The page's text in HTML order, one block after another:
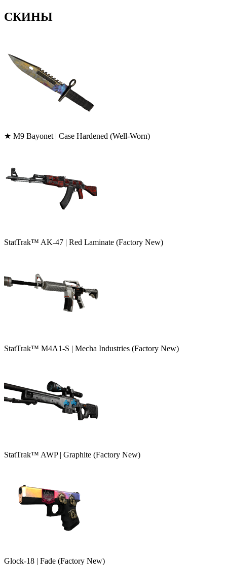
СКИНЫ
★ M9 Bayonet | Case Hardened (Well-Worn)
StatTrak™ AK-47 | Red Laminate (Factory New)
StatTrak™ M4A1-S | Mecha Industries (Factory New)
StatTrak™ AWP | Graphite (Factory New)
Glock-18 | Fade (Factory New)